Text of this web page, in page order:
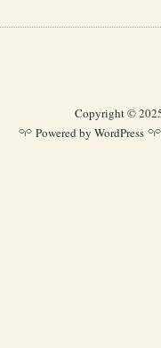
Copyright ©
Powered by WordPress